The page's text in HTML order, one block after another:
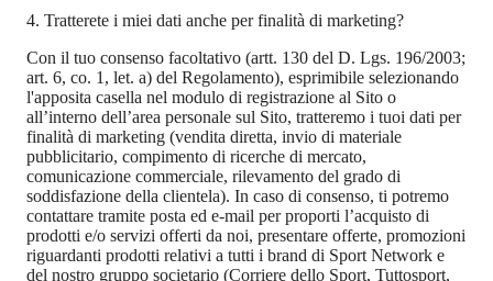
4. Tratterete i miei dati anche per finalità di marketing?
Con il tuo consenso facoltativo (artt. 130 del D. Lgs. 196/2003;
art. 6, co. 1, let. a) del Regolamento), esprimibile selezionando
l'apposita casella nel modulo di registrazione al Sito o
all’interno dell’area personale sul Sito, tratteremo i tuoi dati per
finalità di marketing (vendita diretta, invio di materiale
pubblicitario, compimento di ricerche di mercato,
comunicazione commerciale, rilevamento del grado di
soddisfazione della clientela). In caso di consenso, ti potremo
contattare tramite posta ed e-mail per proporti l’acquisto di
prodotti e/o servizi offerti da noi, presentare offerte, promozioni
riguardanti prodotti relativi a tutti i brand di Sport Network e
del nostro gruppo societario (Corriere dello Sport, Tuttosport,